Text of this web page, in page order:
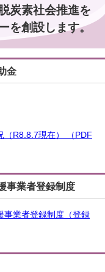
炭素社会推進を
を創設します。
金
（R8.8.7現在） （PDF
事業者登録制度
事業者登録制度（登録